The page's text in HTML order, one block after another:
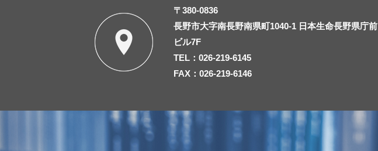
〒380-0836
長野市大字南長野南県町1040-1 日本生命長野県庁前
ビル7F
TEL：026-219-6145
FAX：026-219-6146